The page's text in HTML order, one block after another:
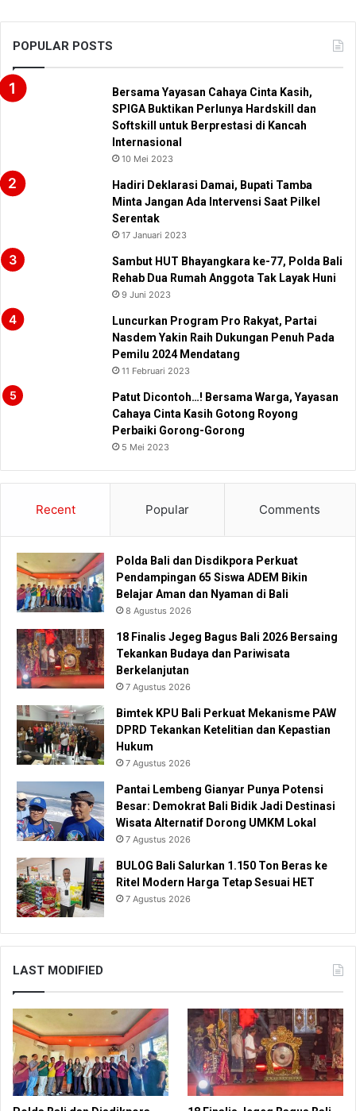
POPULAR POSTS
Bersama Yayasan Cahaya Cinta Kasih,
SPIGA Buktikan Perlunya Hardskill dan
Softskill untuk Berprestasi di Kancah
Internasional
10 Mei 2023
Hadiri Deklarasi Damai, Bupati Tamba
Minta Jangan Ada Intervensi Saat Pilkel
Serentak
17 Januari 2023
Sambut HUT Bhayangkara ke-77, Polda Bali
Rehab Dua Rumah Anggota Tak Layak Huni
9 Juni 2023
Luncurkan Program Pro Rakyat, Partai
Nasdem Yakin Raih Dukungan Penuh Pada
Pemilu 2024 Mendatang
11 Februari 2023
Patut Dicontoh…! Bersama Warga, Yayasan
Cahaya Cinta Kasih Gotong Royong
Perbaiki Gorong-Gorong
5 Mei 2023
Recent Popular Comments
Polda Bali dan Disdikpora Perkuat
Pendampingan 65 Siswa ADEM Bikin
Belajar Aman dan Nyaman di Bali
8 Agustus 2026
18 Finalis Jegeg Bagus Bali 2026 Bersaing
Tekankan Budaya dan Pariwisata
Berkelanjutan
7 Agustus 2026
Bimtek KPU Bali Perkuat Mekanisme PAW
DPRD Tekankan Ketelitian dan Kepastian
Hukum
7 Agustus 2026
Pantai Lembeng Gianyar Punya Potensi
Besar: Demokrat Bali Bidik Jadi Destinasi
Wisata Alternatif Dorong UMKM Lokal
7 Agustus 2026
BULOG Bali Salurkan 1.150 Ton Beras ke
Ritel Modern Harga Tetap Sesuai HET
7 Agustus 2026
LAST MODIFIED